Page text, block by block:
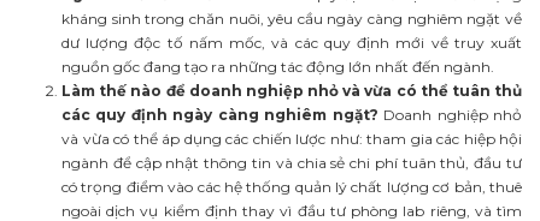
kháng sinh trong chăn nuôi, yêu cầu ngày càng nghiêm ngặt về
dư lượng độc tố nấm mốc, và các quy định mới về truy xuất
nguồn gốc đang tạo ra những tác động lớn nhất đến ngành.
Làm thế nào để doanh nghiệp nhỏ và vừa có thể tuân thủ
các quy định ngày càng nghiêm ngặt? Doanh nghiệp nhỏ
và vừa có thể áp dụng các chiến lược như: tham gia các hiệp hội
ngành để cập nhật thông tin và chia sẻ chi phí tuân thủ, đầu tư
có trọng điểm vào các hệ thống quản lý chất lượng cơ bản, thuê
ngoài dịch vụ kiểm định thay vì đầu tư phòng lab riêng, và tìm